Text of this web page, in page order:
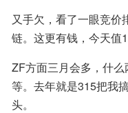
又手欠，看了一眼竞价
链。这更有钱，今天值
ZF方面三月会多，什
等。去年就是315把我
头。